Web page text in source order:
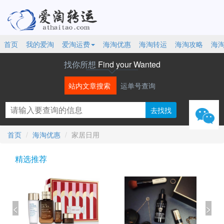
首页 我的爱淘 爱淘运费 海淘优惠 海淘转运 海淘攻略 海
找你所想 Find your Wanted
站内文章搜索 运单号查询
首页 海淘优惠 家居日用
精选推荐
< >